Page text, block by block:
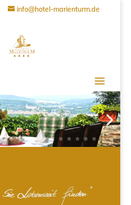
info@hotel-marienturm.de